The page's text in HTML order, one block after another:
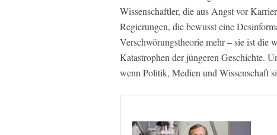
Wissenschaftler, die aus Angst vor
Regierungen, die bewusst eine
Verschwörungstheorie mehr – sie ist die
Katastrophen der jüngeren Geschichte.
wenn Politik, Medien und Wissenschaft